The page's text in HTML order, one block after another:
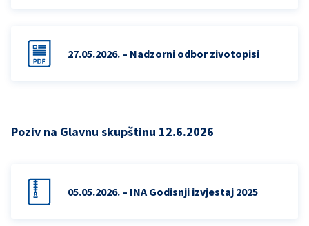
27.05.2026. – Nadzorni odbor zivotopisi
Poziv na Glavnu skupštinu 12.6.2026
05.05.2026. – INA Godisnji izvjestaj 2025